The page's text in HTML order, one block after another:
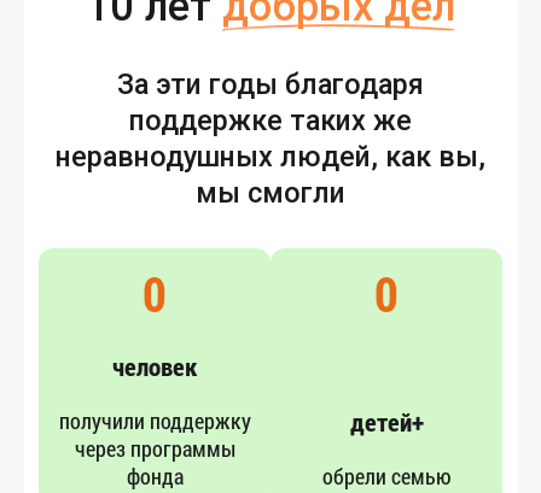
За эти годы благодаря
поддержке таких же
неравнодушных людей, как вы,
мы смогли
0
человек
по­лучи­ли под­дер­жку
че­рез прог­раммы
фон­да
0
детей+
об­ре­ли семью